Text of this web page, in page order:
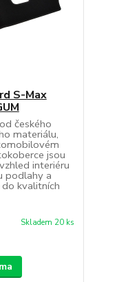
S-Max
českého
materiálu,
jsou
interiéru
podlahy a
kvalitních
Skladem 20 ks